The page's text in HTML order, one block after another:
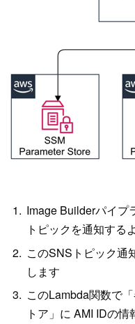
Image Builderパイプ
トピックを通知する
このSNSトピック通
します
このLambda関数で
トア」に AMI IDの情